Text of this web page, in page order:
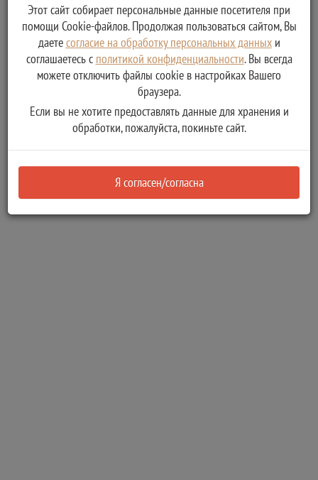
Этот сайт собирает персональные данные посетителя при
помощи Cookie-файлов. Продолжая пользоваться сайтом, Вы
даетесогласие на обработку персональных данныхи
соглашаетесь с политикой конфиденциальности. Вы всегда
можете отключить файлы cookie в настройках Вашего
браузера.
Если вы не хотите предоставлять данные для хранения и
обработки, пожалуйста, покиньте сайт.
Я согласен/согласна